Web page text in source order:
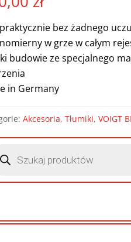
bez żadnego
w grze w całym
budowie ze specjalnego
in Germany
Akcesoria,Tłumiki,VOIGT